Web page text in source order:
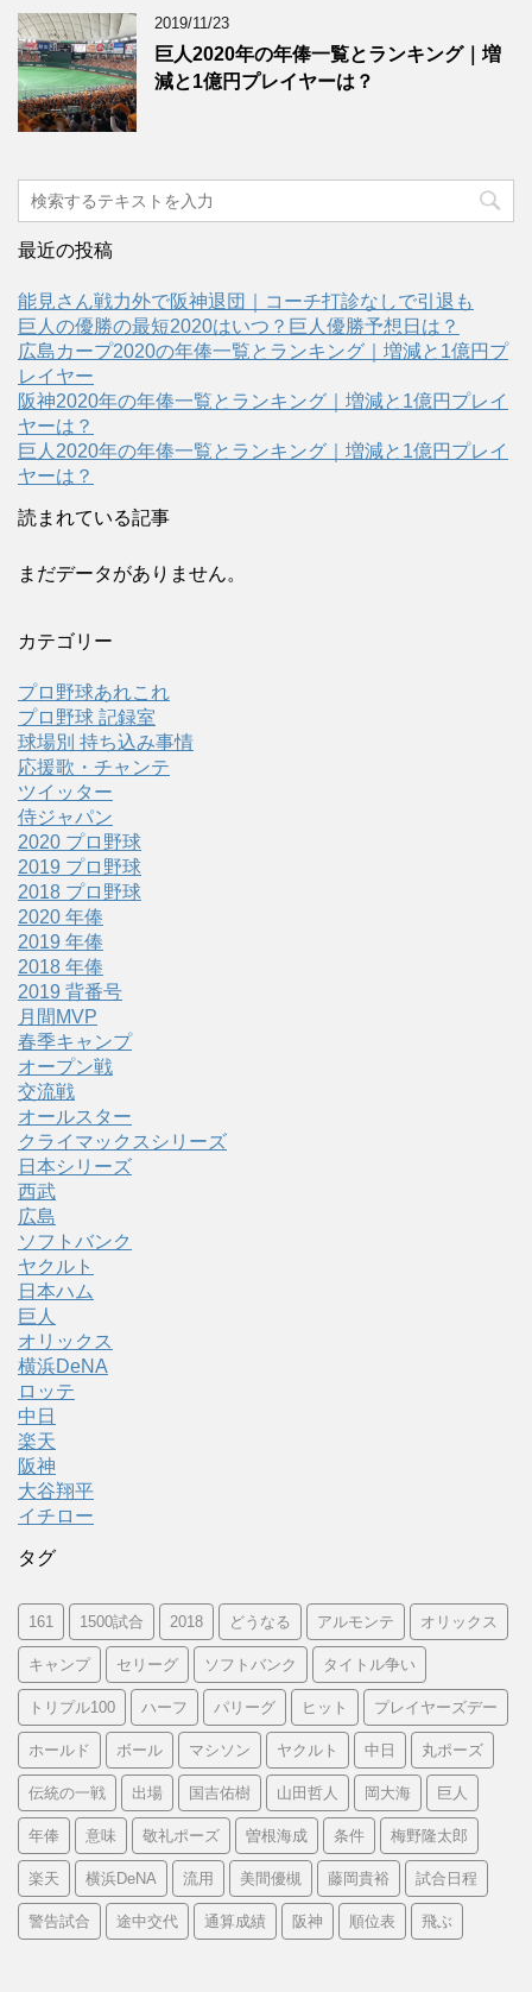
2019/11/23
巨人2020年の年俸一覧とランキング｜増
減と1億円プレイヤーは？
最近の投稿
能見さん戦力外で阪神退団｜コーチ打診なしで引退も
巨人の優勝の最短2020はいつ？巨人優勝予想日は？
広島カープ2020の年俸一覧とランキング｜増減と1億円プ
レイヤー
阪神2020年の年俸一覧とランキング｜増減と1億円プレイ
ヤーは？
巨人2020年の年俸一覧とランキング｜増減と1億円プレイ
ヤーは？
読まれている記事
まだデータがありません。
カテゴリー
プロ野球あれこれ
プロ野球 記録室
球場別 持ち込み事情
応援歌・チャンテ
ツイッター
侍ジャパン
2020 プロ野球
2019 プロ野球
2018 プロ野球
2020 年俸
2019 年俸
2018 年俸
2019 背番号
月間MVP
春季キャンプ
オープン戦
交流戦
オールスター
クライマックスシリーズ
日本シリーズ
西武
広島
ソフトバンク
ヤクルト
日本ハム
巨人
オリックス
横浜DeNA
ロッテ
中日
楽天
阪神
大谷翔平
イチロー
タグ
161 1500試合 2018 どうなる アルモンテ オリックス
キャンプ セリーグ ソフトバンク タイトル争い
トリプル100 ハーフ パリーグ ヒット プレイヤーズデー
ホールド ボール マシソン ヤクルト 中日 丸ポーズ
伝統の一戦 出場 国吉佑樹 山田哲人 岡大海 巨人
年俸 意味 敬礼ポーズ 曽根海成 条件 梅野隆太郎
楽天 横浜DeNA 流用 美間優槻 藤岡貴裕 試合日程
警告試合 途中交代 通算成績 阪神 順位表 飛ぶ